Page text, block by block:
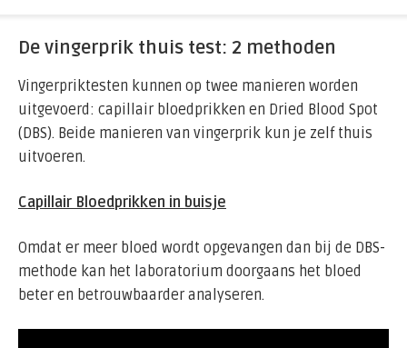
De vingerprik thuis test: 2 methoden
Vingerpriktesten kunnen op twee manieren worden
uitgevoerd: capillair bloedprikken en Dried Blood Spot
(DBS). Beide manieren van vingerprik kun je zelf thuis
uitvoeren.
Capillair Bloedprikken in buisje
Omdat er meer bloed wordt opgevangen dan bij de DBS-
methode kan het laboratorium doorgaans het bloed
beter en betrouwbaarder analyseren.